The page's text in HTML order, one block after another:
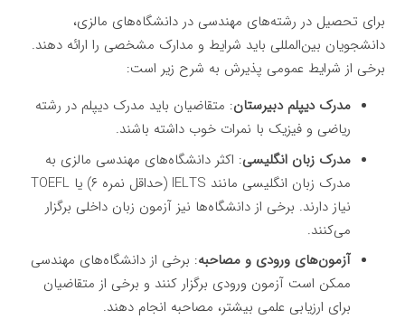
برای تحصیل در رشته‌های مهندسی در دانشگاه‌های مالزی،
دانشجویان بین‌المللی باید شرایط و مدارک مشخصی را ارائه دهند.
برخی از شرایط عمومی پذیرش به شرح زیر است:
مدرک دیپلم دبیرستان: متقاضیان باید مدرک دیپلم در رشته
ریاضی و فیزیک با نمرات خوب داشته باشند.
مدرک زبان انگلیسی: اکثر دانشگاه‌های مهندسی مالزی به
مدرک زبان انگلیسی مانند IELTS (حداقل نمره ۶) یا TOEFL
نیاز دارند. برخی از دانشگاه‌ها نیز آزمون زبان داخلی برگزار
می‌کنند.
آزمون‌های ورودی و مصاحبه: برخی از دانشگاه‌های مهندسی
ممکن است آزمون ورودی برگزار کنند و برخی از متقاضیان
برای ارزیابی علمی بیشتر، مصاحبه انجام دهند.